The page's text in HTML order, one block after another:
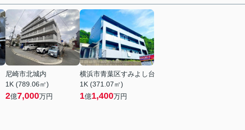
尼崎市北城内
1K (789.06㎡)
2億7,000万円
横浜市青葉区すみよし台
1K (371.07㎡)
1億1,400万円